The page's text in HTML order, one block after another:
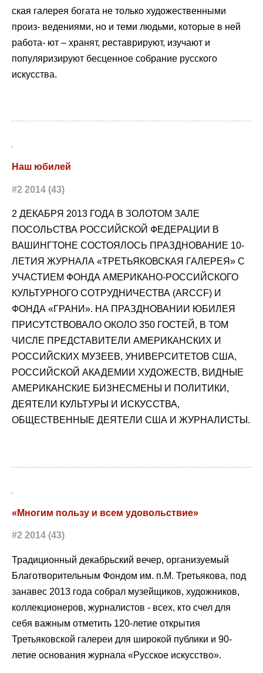
ская галерея богата не только художественными
произ- ведениями, но и теми людьми, которые в ней
работа- ют – хранят, реставрируют, изучают и
популяризируют бесценное собрание русского
искусства.
Наш юбилей
#2 2014 (43)
2 ДЕКАБРЯ 2013 ГОДА В ЗОЛОТОМ ЗАЛЕ
ПОСОЛЬСТВА РОССИЙСКОЙ ФЕДЕРАЦИИ В
ВАШИНГТОНЕ СОСТОЯЛОСЬ ПРАЗДНОВАНИЕ 10-
ЛЕТИЯ ЖУРНАЛА «ТРЕТЬЯКОВСКАЯ ГАЛЕРЕЯ» С
УЧАСТИЕМ ФОНДА АМЕРИКАНО-РОССИЙСКОГО
КУЛЬТУРНОГО СОТРУДНИЧЕСТВА (ARCCF) И
ФОНДА «ГРАНИ». НА ПРАЗДНОВАНИИ ЮБИЛЕЯ
ПРИСУТСТВОВАЛО ОКОЛО 350 ГОСТЕЙ, В ТОМ
ЧИСЛЕ ПРЕДСТАВИТЕЛИ АМЕРИКАНСКИХ И
РОССИЙСКИХ МУЗЕЕВ, УНИВЕРСИТЕТОВ США,
РОССИЙСКОЙ АКАДЕМИИ ХУДОЖЕСТВ, ВИДНЫЕ
АМЕРИКАНСКИЕ БИЗНЕСМЕНЫ И ПОЛИТИКИ,
ДЕЯТЕЛИ КУЛЬТУРЫ И ИСКУССТВА,
ОБЩЕСТВЕННЫЕ ДЕЯТЕЛИ США И ЖУРНАЛИСТЫ.
«Многим пользу и всем удовольствие»
#2 2014 (43)
Традиционный декабрьский вечер, организуемый
Благотворительным Фондом им. п.М. Третьякова, под
занавес 2013 года собрал музейщиков, художников,
коллекционеров, журналистов - всех, кто счел для
себя важным отметить 120-летие открытия
Третьяковской галереи для широкой публики и 90-
летие основания журнала «Русское искусство».